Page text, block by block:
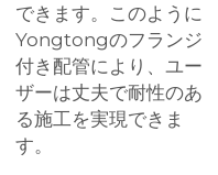
できます。このように
Yongtongのフランジ
付き配管により、ユー
ザーは丈夫で耐性のあ
る施工を実現できま
す。